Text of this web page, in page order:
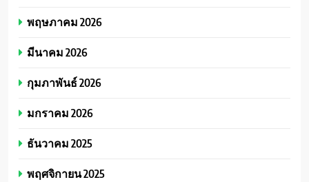
พฤษภาคม 2026
มีนาคม 2026
กุมภาพันธ์ 2026
มกราคม 2026
ธันวาคม 2025
พฤศจิกายน 2025